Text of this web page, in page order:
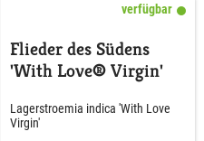
verfügbar
Flieder des Südens
'With Love® Virgin'
Lagerstroemia indica 'With Love
Virgin'